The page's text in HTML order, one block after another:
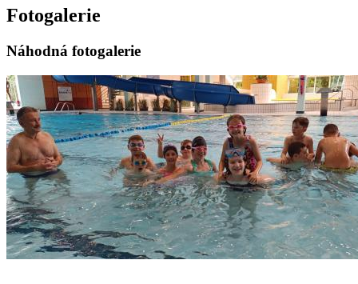
Fotogalerie
Náhodná fotogalerie